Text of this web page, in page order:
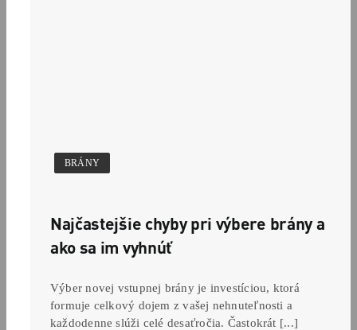
BRÁNY
Najčastejšie chyby pri výbere brány a
ako sa im vyhnúť
Výber novej vstupnej brány je investíciou, ktorá
formuje celkový dojem z vašej nehnuteľnosti a
každodenne slúži celé desaťročia. Častokrát [...]